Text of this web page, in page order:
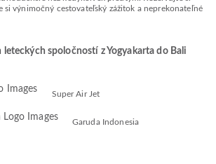
si výnimočný cestovateľský zážitok a neprekonateľné
spoločností z Yogyakarta do Bali
Super Air Jet
Garuda Indonesia